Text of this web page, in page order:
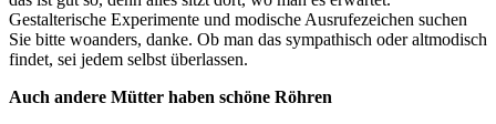
Gestalterische Experimente und modische Ausrufezeichen suchen
Sie bitte woanders, danke. Ob man das sympathisch oder altmodisch
findet, sei jedem selbst überlassen.
Auch andere Mütter haben schöne Röhren